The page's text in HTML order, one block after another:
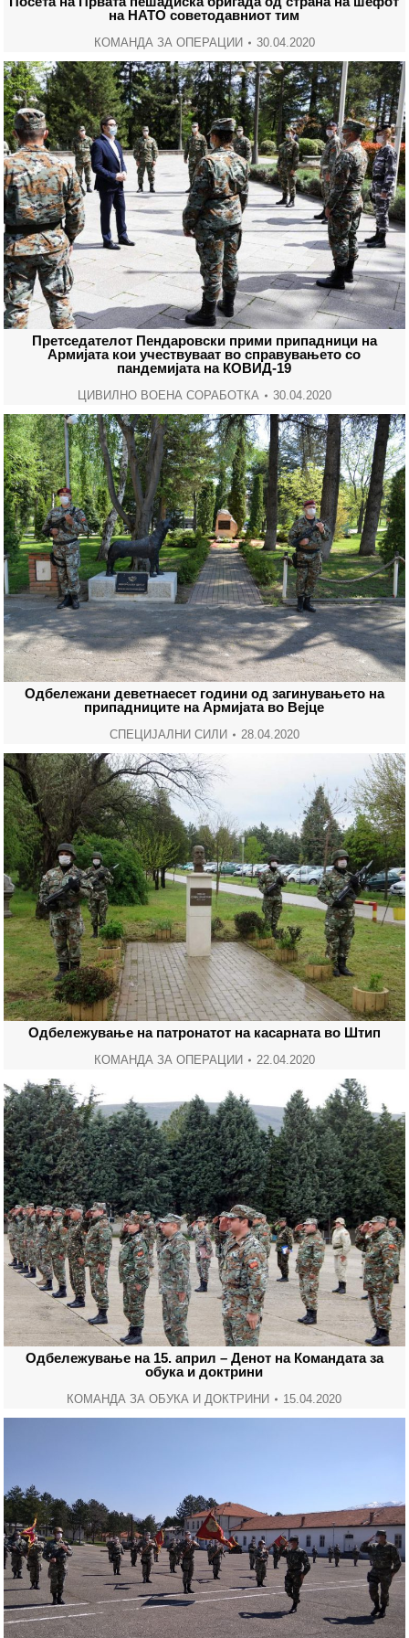
на НАТО советодавниот тим
КОМАНДА ЗА ОПЕРАЦИИ 30.04.2020
Претседателот Пендаровски прими припадници на
Армијата кои учествуваат во справувањето со
пандемијата на КОВИД-19
ЦИВИЛНО ВОЕНА СОРАБОТКА 30.04.2020
Одбележани деветнаесет години од загинувањето на
припадниците на Армијата во Вејце
СПЕЦИЈАЛНИ СИЛИ 28.04.2020
Одбележување на патронатот на касарната во Штип
КОМАНДА ЗА ОПЕРАЦИИ 22.04.2020
Одбележување на 15. април – Денот на Командата за
обука и доктрини
КОМАНДА ЗА ОБУКА И ДОКТРИНИ 15.04.2020